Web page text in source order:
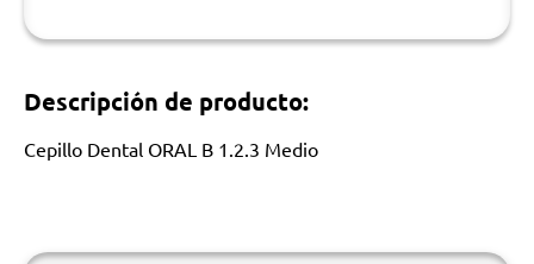
Descripción de producto:
Cepillo Dental ORAL B 1.2.3 Medio